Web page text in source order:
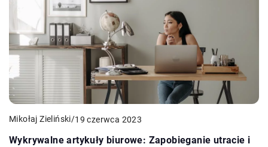
Mikołaj Zieliński/19 czerwca 2023
Wykrywalne artykuły biurowe: Zapobieganie utracie i